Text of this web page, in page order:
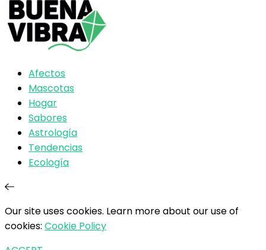
Afectos
Mascotas
Hogar
Sabores
Astrología
Tendencias
Ecología
Our site uses cookies. Learn more about our use of
cookies: Cookie Policy